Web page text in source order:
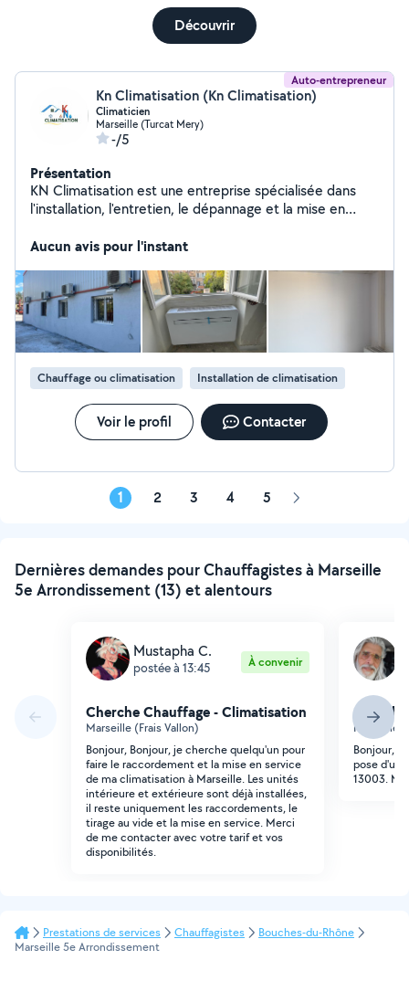
Découvrir
Auto-entrepreneur
Kn Climatisation (Kn Climatisation)
Climaticien
Marseille (Turcat Mery)
-/5
Présentation
KN Climatisation est une entreprise spécialisée dans
l'installation, l'entretien, le dépannage et la mise en
chaleur à Marseille et dans les Bouches-du-Rhône.
Aucun avis pour l'instant
Chauffage ou climatisation Installation de climatisation
Voir le profil Contacter
1 2 3 4 5 Page
Dernières demandes pour Chauffagistes à Marseille
5e Arrondissement (13) et alentours
Mustapha C.
postée à 13:45 À convenir
Cherche Chauffage - Climatisation
Marseille (Frais Vallon)
Bonjour, Bonjour, je cherche quelqu'un pour
faire le raccordement et la mise en service
de ma climatisation à Marseille. Les unités
intérieure et extérieure sont déjà installées,
il reste uniquement les raccordements, le
tirage au vide et la mise en service. Merci
de me contacter avec votre tarif et vos
disponibilités.
Marseille
Bonjour,
pose d'un
13003.
Prestations de services Chauffagistes
Bouches-du-Rhône
Marseille 5e Arrondissement